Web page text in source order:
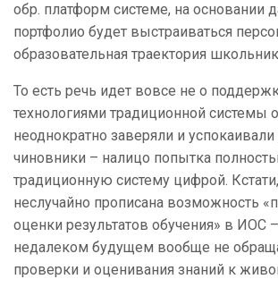
обр. платформ системе, на основании
портфолио будет выстраиваться
образовательная траектория
То есть речь идет вовсе не о
технологиями традиционной системы
неоднократно заверяли и успокаивали
чиновники – налицо попытка
традиционную систему цифрой.
неслучайно прописана возможность
оценки результатов обучения» в ИОС
недалеком будущем вообще не
проверки и оценивания знаний к